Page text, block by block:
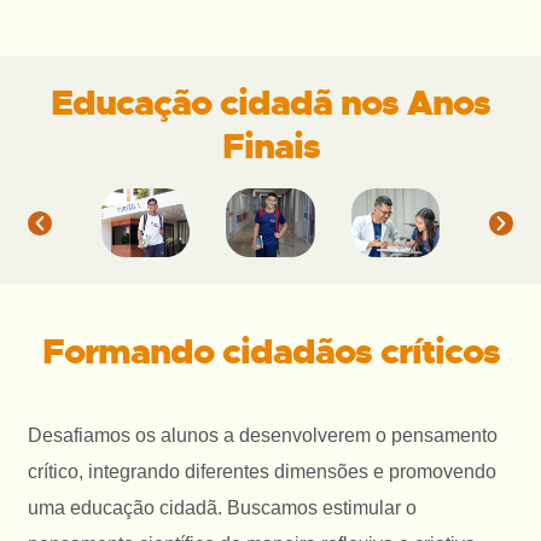
Educação cidadã nos Anos
Finais
Formando cidadãos críticos
Desafiamos os alunos a desenvolverem o pensamento
crítico, integrando diferentes dimensões e promovendo
uma educação cidadã. Buscamos estimular o